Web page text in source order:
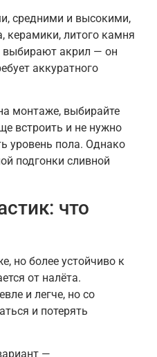
средними и высокими,
керамики, литого камня
выбирают акрил — он
аккуратного
монтаже, выбирайте
встроить и не нужно
уровень пола. Однако
подгонки сливной
что
но более устойчиво к
от налёта.
и легче, но со
и потерять
—